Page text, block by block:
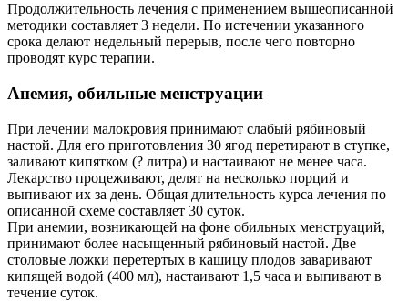
Продолжительность лечения с применением вышеописанной
методики составляет 3 недели. По истечении указанного
срока делают недельный перерыв, после чего повторно
проводят курс терапии.
Анемия, обильные менструации
При лечении малокровия принимают слабый рябиновый
настой. Для его приготовления 30 ягод перетирают в ступке,
заливают кипятком (? литра) и настаивают не менее часа.
Лекарство процеживают, делят на несколько порций и
выпивают их за день. Общая длительность курса лечения по
описанной схеме составляет 30 суток.
При анемии, возникающей на фоне обильных менструаций,
принимают более насыщенный рябиновый настой. Две
столовые ложки перетертых в кашицу плодов заваривают
кипящей водой (400 мл), настаивают 1,5 часа и выпивают в
течение суток.